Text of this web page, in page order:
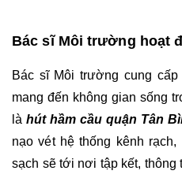
Bác sĩ Môi trường hoạt
Bác sĩ Môi trường cung
mang đến không gian sống
là hút hầm cầu quận Tân
nạo vét hệ thống kênh
sạch sẽ tới nơi tập kết, thông